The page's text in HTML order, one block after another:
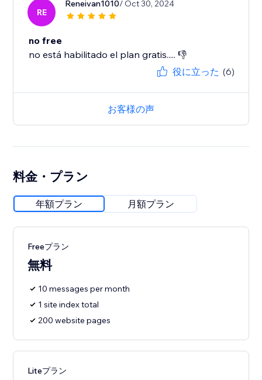
RE
Reneivan1010/ Oct 30, 2024
no free
no está habilitado el plan gratis..... 👎
役に立った (6)
お客様の声
料金・プラン
年額プラン 月額プラン
Freeプラン
無料
10 messages per month
1 site index total
200 website pages
Liteプラン